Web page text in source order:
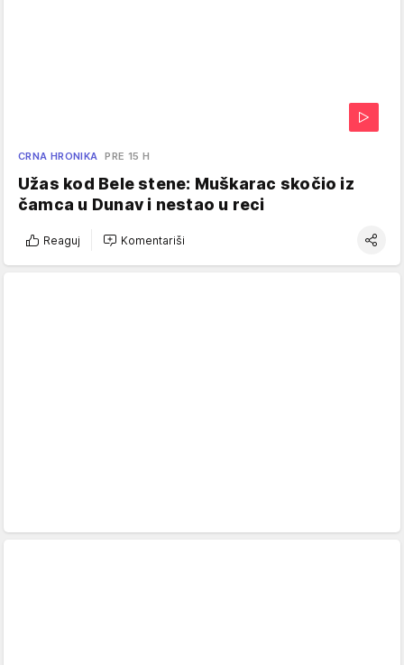
CRNA HRONIKA PRE 15 H
Užas kod Bele stene: Muškarac skočio iz
čamca u Dunav i nestao u reci
Reaguj Komentariši